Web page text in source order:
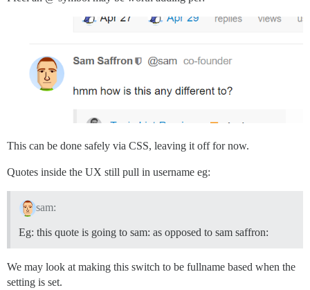
This can be done safely via CSS, leaving it off for now.
Quotes inside the UX still pull in username eg:
sam:
Eg: this quote is going to sam: as opposed to sam saffron:
We may look at making this switch to be fullname based when the
setting is set.